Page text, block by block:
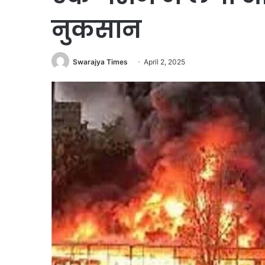
नुकसान
Swarajya Times April 2, 2025